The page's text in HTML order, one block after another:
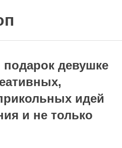
девушке
идей
и не только